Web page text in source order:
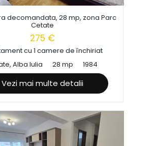
decomandata, 28 mp, zona Parc
Cetate
275 €
cu 1 camere de închiriat
Alba Iulia
28 mp 1984
Vezi mai multe detalii